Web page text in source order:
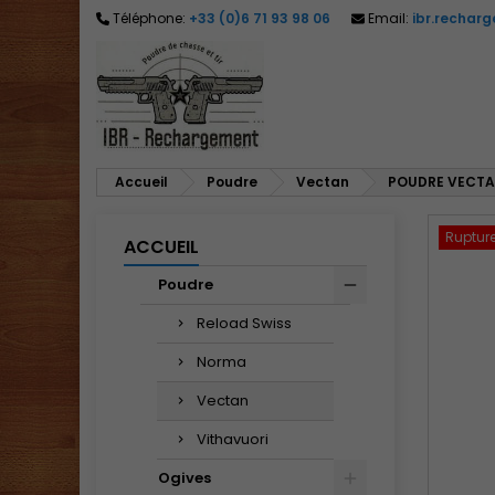
Téléphone: +33 (0)6 71 93 98 06 Email:
Accueil Poudre Vectan POUDRE
ACCUEIL
Poudre
Reload Swiss
Norma
Vectan
Vithavuori
Ogives